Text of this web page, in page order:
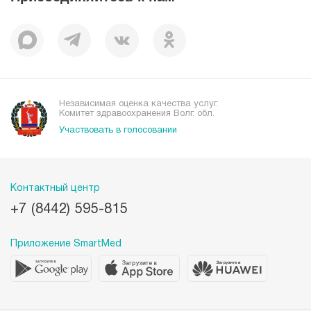
Независимая оценка качества услуг.
Комитет здравоохранения Волг. обл.
Участвовать в голосовании
Контактный центр
+7 (8442) 595-815
Приложение SmartMed